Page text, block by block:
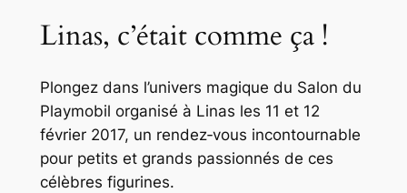
Linas, c’était comme ça !
Plongez dans l’univers magique du Salon du
Playmobil organisé à Linas les 11 et 12
février 2017, un rendez‑vous incontournable
pour petits et grands passionnés de ces
célèbres figurines.